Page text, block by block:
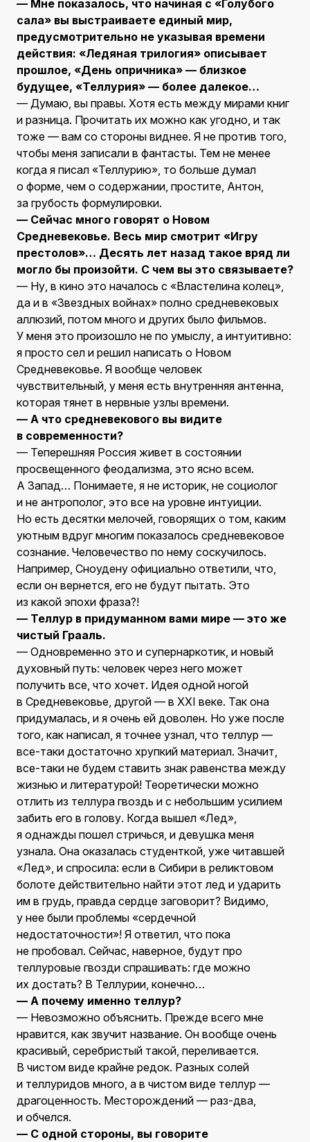
— Мне показалось, что начиная с «Голубого
сала» вы выстраиваете единый мир,
предусмотрительно не указывая времени
действия: «Ледяная трилогия» описывает
прошлое, «День опричника» — близкое
будущее, «Теллурия» — более далекое…
— Думаю, вы правы. Хотя есть между мирами книг
и разница. Прочитать их можно как угодно, и так
тоже — вам со стороны виднее. Я не против того,
чтобы меня записали в фантасты. Тем не менее
когда я писал «Теллурию», то больше думал
о форме, чем о содержании, простите, Антон,
за грубость формулировки.
— Сейчас много говорят о Новом
Средневековье. Весь мир смотрит «Игру
престолов»… Десять лет назад такое вряд ли
могло бы произойти. С чем вы это связываете?
— Ну, в кино это началось с «Властелина колец»,
да и в «Звездных войнах» полно средневековых
аллюзий, потом много и других было фильмов.
У меня это произошло не по умыслу, а интуитивно:
я просто сел и решил написать о Новом
Средневековье. Я вообще человек
чувствительный, у меня есть внутренняя антенна,
которая тянет в нервные узлы времени.
— А что средневекового вы видите
в современности?
— Теперешняя Россия живет в состоянии
просвещенного феодализма, это ясно всем.
А Запад… Понимаете, я не историк, не социолог
и не антрополог, это все на уровне интуиции.
Но есть десятки мелочей, говорящих о том, каким
уютным вдруг многим показалось средневековое
сознание. Человечество по нему соскучилось.
Например, Сноудену официально ответили, что,
если он вернется, его не будут пытать. Это
из какой эпохи фраза?!
— Теллур в придуманном вами мире — это же
чистый Грааль.
— Одновременно это и супернаркотик, и новый
духовный путь: человек через него может
получить все, что хочет. Идея одной ногой
в Средневековье, другой — в XXI веке. Так она
придумалась, и я очень ей доволен. Но уже после
того, как написал, я точнее узнал, что теллур —
все-таки достаточно хрупкий материал. Значит,
все-таки не будем ставить знак равенства между
жизнью и литературой! Теоретически можно
отлить из теллура гвоздь и с небольшим усилием
забить его в голову. Когда вышел «Лед»,
я однажды пошел стричься, и девушка меня
узнала. Она оказалась студенткой, уже читавшей
«Лед», и спросила: если в Сибири в реликтовом
болоте действительно найти этот лед и ударить
им в грудь, правда сердце заговорит? Видимо,
у нее были проблемы «сердечной
недостаточности»! Я ответил, что пока
не пробовал. Сейчас, наверное, будут про
теллуровые гвозди спрашивать: где можно
их достать? В Теллурии, конечно…
— А почему именно теллур?
— Невозможно объяснить. Прежде всего мне
нравится, как звучит название. Он вообще очень
красивый, серебристый такой, переливается.
В чистом виде крайне редок. Разных солей
и теллуридов много, а в чистом виде теллур —
драгоценность. Месторождений — раз-два,
и обчелся.
— С одной стороны, вы говорите